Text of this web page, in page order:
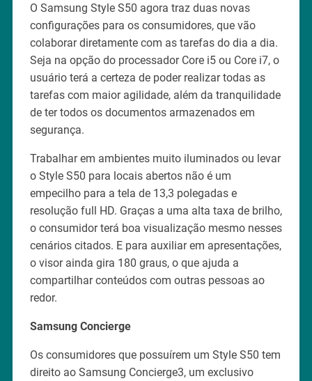
O Samsung Style S50 agora traz duas novas
configurações para os consumidores, que vão
colaborar diretamente com as tarefas do dia a dia.
Seja na opção do processador Core i5 ou Core i7, o
usuário terá a certeza de poder realizar todas as
tarefas com maior agilidade, além da tranquilidade
de ter todos os documentos armazenados em
segurança.
Trabalhar em ambientes muito iluminados ou levar
o Style S50 para locais abertos não é um
empecilho para a tela de 13,3 polegadas e
resolução full HD. Graças a uma alta taxa de brilho,
o consumidor terá boa visualização mesmo nesses
cenários citados. E para auxiliar em apresentações,
o visor ainda gira 180 graus, o que ajuda a
compartilhar conteúdos com outras pessoas ao
redor.
Samsung Concierge
Os consumidores que possuírem um Style S50 tem
direito ao Samsung Concierge3, um exclusivo